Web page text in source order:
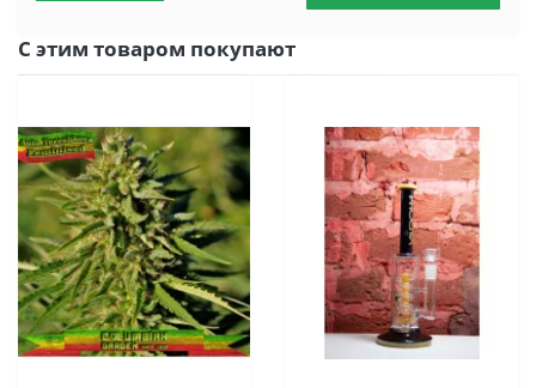
С этим товаром покупают